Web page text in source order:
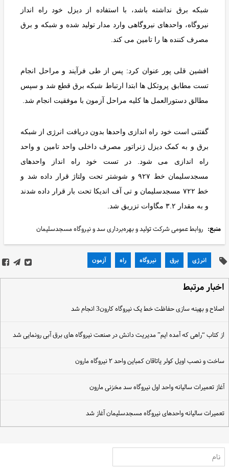
شبکه برق نداشته باشد، با استفاده از دیزل خود راه انداز
نیروگاه، واحدهای نیروگاهی وارد مدار تولید شده و شبکه و برق
مصرف کننده ها را تامین می کند.
افشین قلی پور عنوان کرد: پس از طی فرآیند و مراحل انجام
تست مطابق پروتکل ها ابتدا ارتباط شبکه برق قطع شد و سپس
مطالق دستورالعمل ها کلیه مراحل آزمون با موفقیت انجام شد.
گفتنی است خود راه اندازی واحدها بدون دریافت انرژی از شبکه
برق و به کمک دیزل ژنراتور مصرف داخلی واحد تامین و واحد
راه اندازی می شود. در تست خود راه انداز واحدهای
مسجدسلیمان خط ۹۲۷ و شوشتر تحت ولتاژ قرار داده شد و
خط ۷۲۲ مسجدسلیمان و تی آف اندیکا تحت بار قرار داده شدند
و به مقدار ۳.۲ مگاوات تزریق شد.
منبع: روابط عمومی شرکت تولید و بهره‌برداری سد و نیروگاه مسجدسلیمان
انرژی برق نیروگاه راه آزمون
اخبار مرتبط
اصلاح و بهینه سازی حفاظت خط یک نیروگاه کارون3 انجام شد
از کتاب “راهی که آمده ایم” مدیریت دانش در صنعت نیروگاه های برق آبی رونمایی شد
ساخت و نصب اویل کولر یاتاقان کمباین واحد ۲ نیروگاه مارون
آغاز تعمیرات سالیانه واحد اول نیروگاه سد مخزنی مارون
تعمیرات سالیانه واحدهای نیروگاه مسجدسلیمان آغاز شد